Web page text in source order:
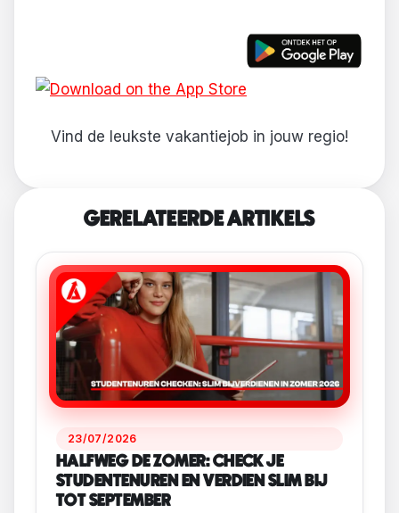
Vind de leukste vakantiejob in jouw regio!
GERELATEERDE ARTIKELS
23/07/2026
HALFWEG DE ZOMER: CHECK JE
STUDENTENUREN EN VERDIEN SLIM BIJ
TOT SEPTEMBER